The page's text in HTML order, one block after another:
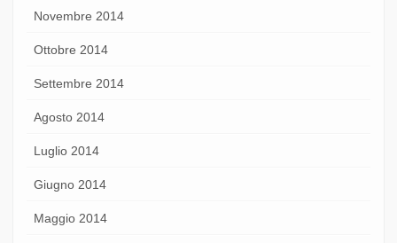
Novembre 2014
Ottobre 2014
Settembre 2014
Agosto 2014
Luglio 2014
Giugno 2014
Maggio 2014